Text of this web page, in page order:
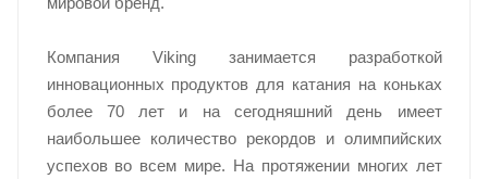
Компания Viking занимается разработкой
инновационных продуктов для катания на коньках
более 70 лет и на сегодняшний день имеет
наибольшее количество рекордов и олимпийских
успехов во всем мире. На протяжении многих лет